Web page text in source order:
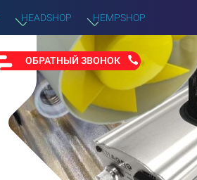
HEADSHOP HEMPSHOP
ОБРАТНЫЙ ЗВОНОК